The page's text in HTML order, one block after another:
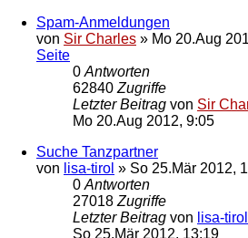
Spam-Anmeldungen
von Sir Charles » Mo 20.Aug
Seite
0 Antworten
62840 Zugriffe
Letzter Beitrag von Sir
Mo 20.Aug 2012, 9:05
Suche Tanzpartner
von lisa-tirol » So 25.Mär 2012,
0 Antworten
27018 Zugriffe
Letzter Beitrag von lisa-tirol
So 25.Mär 2012, 13:19